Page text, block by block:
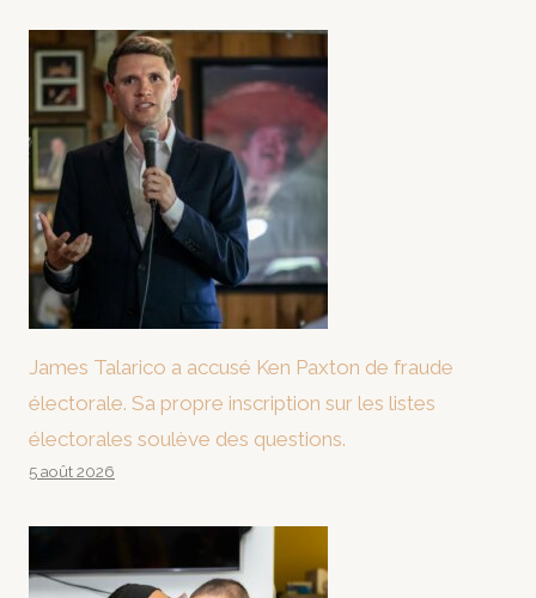
James Talarico a accusé Ken Paxton de fraude
électorale. Sa propre inscription sur les listes
électorales soulève des questions.
5 août 2026